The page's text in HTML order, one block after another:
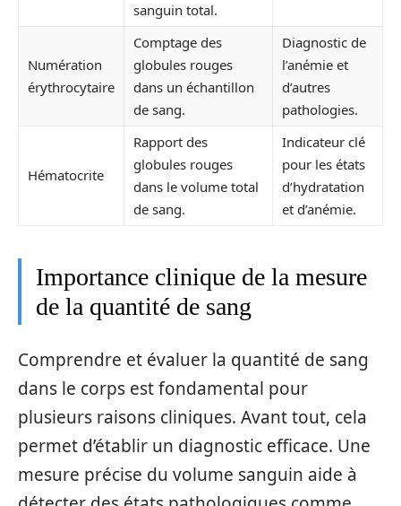
sanguin total.
Numération
érythrocytaire
Comptage des
globules rouges
dans un échantillon
de sang.
Diagnostic de
l’anémie et
d’autres
pathologies.
Hématocrite
Rapport des
globules rouges
dans le volume total
de sang.
Indicateur clé
pour les états
d’hydratation
et d’anémie.
Importance clinique de la mesure
de la quantité de sang
Comprendre et évaluer la quantité de sang
dans le corps est fondamental pour
plusieurs raisons cliniques. Avant tout, cela
permet d’établir un diagnostic efficace. Une
mesure précise du volume sanguin aide à